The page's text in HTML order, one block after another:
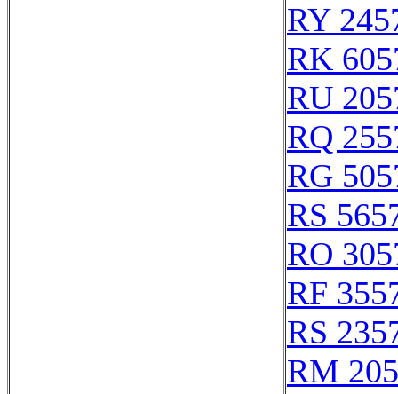
RY
RK
RU
RQ
RG
RS
RO
RF
RS
RM